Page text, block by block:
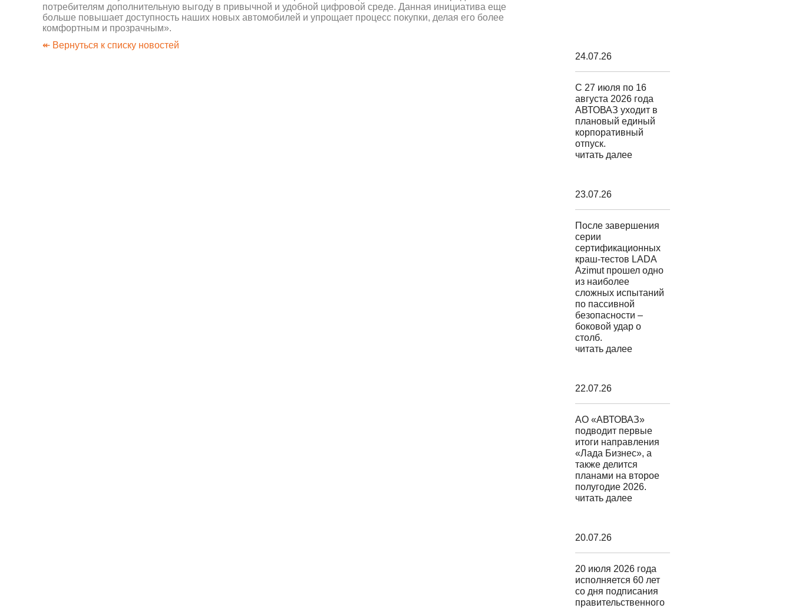
потребителям дополнительную выгоду в привычной и удобной цифровой среде. Данная инициатива еще
больше повышает доступность наших новых автомобилей и упрощает процесс покупки, делая его более
комфортным и прозрачным».
↞ Вернуться к списку новостей
24.07.26
С 27 июля по 16
августа 2026 года
АВТОВАЗ уходит в
плановый единый
корпоративный
отпуск.
читать далее
23.07.26
После завершения
серии
сертификационных
краш-тестов LADA
Azimut прошел одно
из наиболее
сложных испытаний
по пассивной
безопасности –
боковой удар о
столб.
читать далее
22.07.26
АО «АВТОВАЗ»
подводит первые
итоги направления
«Лада Бизнес», а
также делится
планами на второе
полугодие 2026.
читать далее
20.07.26
20 июля 2026 года
исполняется 60 лет
со дня подписания
правительственного